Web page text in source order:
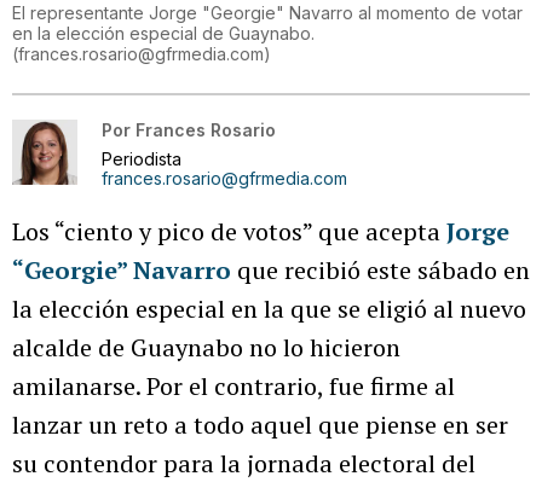
El representante Jorge "Georgie" Navarro al momento de votar
en la elección especial de Guaynabo.
(frances.rosario@gfrmedia.com)
Por Frances Rosario
Periodista
frances.rosario@gfrmedia.com
Los “ciento y pico de votos” que aceptaJorge
“Georgie” Navarro que recibió este sábado en
la elección especial en la que se eligió al nuevo
alcalde de Guaynabo no lo hicieron
amilanarse. Por el contrario, fue firme al
lanzar un reto a todo aquel que piense en ser
su contendor para la jornada electoral del